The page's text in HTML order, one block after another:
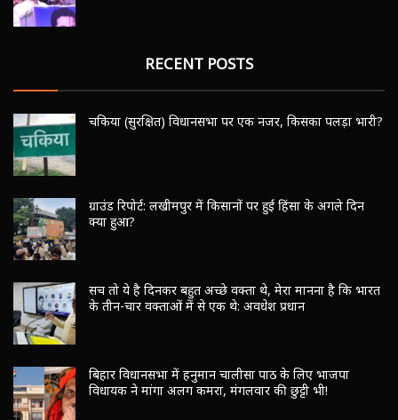
RECENT POSTS
चकिया (सुरक्षित) विधानसभा पर एक नजर, किसका पलड़ा भारी?
ग्राउंड रिपोर्ट: लखीमपुर में किसानों पर हुई हिंसा के अगले दिन
क्या हुआ?
सच तो ये है दिनकर बहुत अच्छे वक्ता थे, मेरा मानना है कि भारत
के तीन-चार वक्ताओं में से एक थे: अवधेश प्रधान
बिहार विधानसभा में हनुमान चालीसा पाठ के लिए भाजपा
विधायक ने मांगा अलग कमरा, मंगलवार की छुट्टी भी!